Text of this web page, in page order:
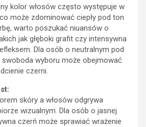
kolor włosów często występuje w
może zdominować ciepły pod ton
warto poszukać niuansów o
jak głęboki grafit czy intensywna
Dla osób o neutralnym pod
swoboda wyboru może obejmować
czerni.
skóry a włosów odgrywa
wizualnym. Dla osób o jasnej
czerń może sprawiać wrażenie